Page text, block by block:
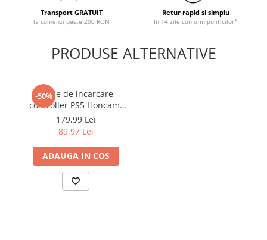
Transport GRATUIT
la comenzi peste 200 RON
Retur rapid si simplu
In 14 zile conform politicilor*
PRODUSE ALTERNATIVE
-50%
Statie de incarcare
controller PS5 Honcam,
stand dublu, incarcare
rapida, indicator
incarcare, Alb/Negru
179,99 Lei
89,97 Lei
ADAUGA IN COS